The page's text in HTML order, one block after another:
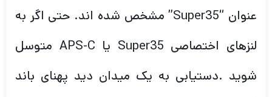
عنوان “Super35” مشخص شده اند. حتی اگر به
لنزهای اختصاصی Super35 یا APS-C متوسل
شوید .دستیابی به یک میدان دید پهنای باند